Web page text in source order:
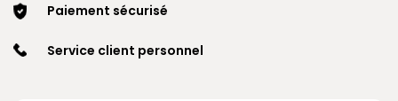
Paiement sécurisé
Service client personnel